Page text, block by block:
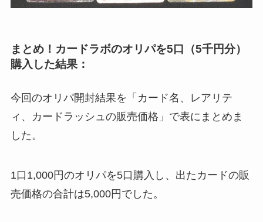
まとめ！カードラボのオリパを5口（5千円分）
購入した結果：
今回のオリパ開封結果を「カード名、レアリテ
ィ、カードラッシュの販売価格」で表にまとめま
した。
1口1,000円のオリパを5口購入し、出たカードの販
売価格の合計は5,000円でした。